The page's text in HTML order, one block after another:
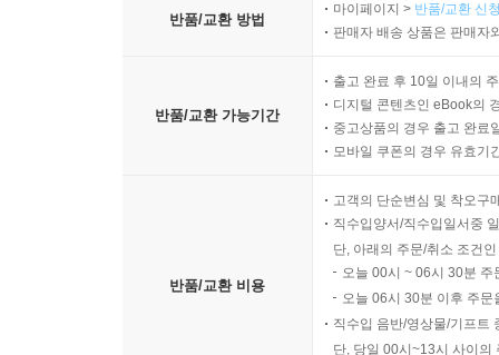
반품/교환 방법
마이페이지 > 반품/교환 신
판매자 배송 상품은 판매자
반품/교환 가능기간
출고 완료 후 10일 이내의
디지털 콘텐츠인 eBook의
중고상품의 경우 출고 완료
모바일 쿠폰의 경우 유효기
반품/교환 비용
고객의 단순변심 및 착오구
직수입양서/직수입일서중
단, 아래의 주문/취소 조건
오늘 00시 ~ 06시 30분
오늘 06시 30분 이후 주
직수입 음반/영상물/기프트
단, 당일 00시~13시 사이의